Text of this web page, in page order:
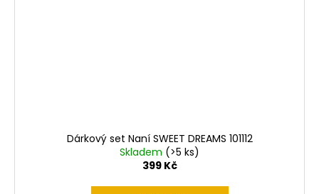
Dárkový set Naní SWEET DREAMS 101112
Skladem (>5 ks)
399 Kč